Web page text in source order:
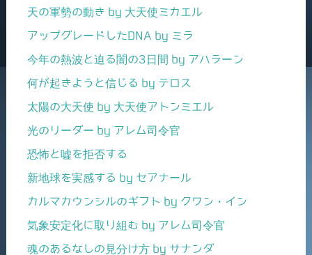
天の軍勢の動き by 大天使ミカエル
アップグレードしたDNA by ミラ
今年の熱波と迫る闇の3日間 by アハラーン
何が起きようと信じる by テロス
太陽の大天使 by 大天使アトンミエル
光のリーダー by アレム司令官
恐怖と嘘を拒否する
新地球を実感する by セアナール
カルマカウンシルのギフト by クワン・イン
気象安定化に取り組む by アレム司令官
魂のあるなしの見分け方 by サナンダ